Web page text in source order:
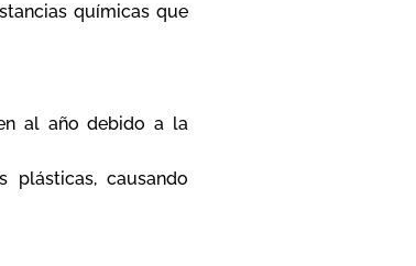
químicas que
al año debido a la
plásticas, causando